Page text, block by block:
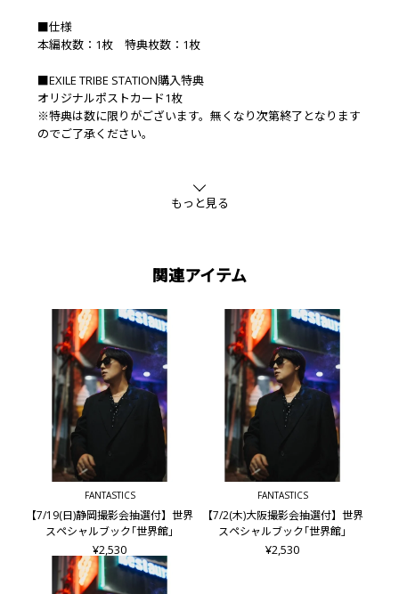
■仕様
本編枚数：1枚 特典枚数：1枚
■EXILE TRIBE STATION購入特典
オリジナルポストカード1枚
※特典は数に限りがございます。無くなり次第終了となります
のでご了承ください。
ざいます。
■キャスト
八木勇征、井上祐貴、櫻井海音、椿 泰我(IMP.)
■発売元・販売元
株式会社ポニーキャニオン
©2025 映画「僕らは人生で一回だけ魔法が使える」製作委員
もっと見る
関連アイテム
FANTASTICS
【7/19(日)静岡撮影会抽選付】世界
スペシャルブック｢世界館｣
¥2,530
FANTASTICS
【7/2(木)大阪撮影会抽選付】世界
スペシャルブック｢世界館｣
¥2,530